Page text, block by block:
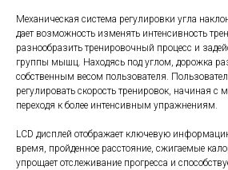
Механическая система регулировки угла
дает возможность изменять интенсивность
разнообразить тренировочный процесс и
группы мышц. Находясь под углом, дорожка
собственным весом пользователя.
регулировать скорость тренировок, начиная с
переходя к более интенсивным упражнениям.
LCD дисплей отображает ключевую
время, пройденное расстояние, сжигаемые
упрощает отслеживание прогресса и